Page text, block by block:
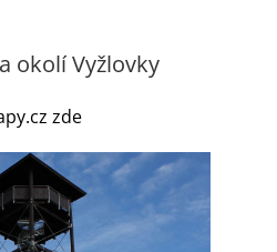
okolí Vyžlovky
zde